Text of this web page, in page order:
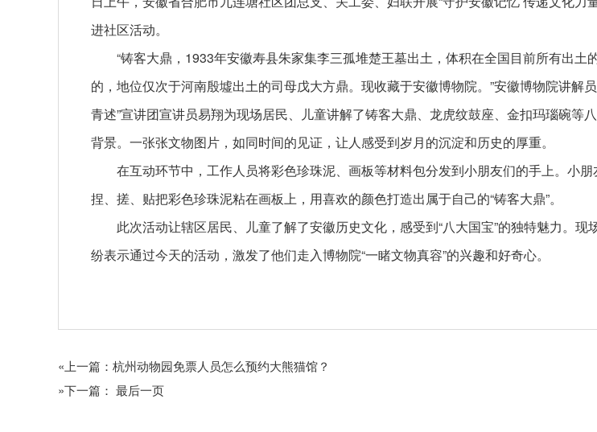
进社区活动。
“铸客大鼎，1933年安徽寿县朱家集李三孤堆楚王墓出土，体积在全国目前所有出土
的，地位仅次于河南殷墟出土的司母戊大方鼎。现收藏于安徽博物院。”安徽博物院讲解
青述”宣讲团宣讲员易翔为现场居民、儿童讲解了铸客大鼎、龙虎纹鼓座、金扣玛瑙碗等
背景。一张张文物图片，如同时间的见证，让人感受到岁月的沉淀和历史的厚重。
在互动环节中，工作人员将彩色珍珠泥、画板等材料包分发到小朋友们的手上。小朋
捏、搓、贴把彩色珍珠泥粘在画板上，用喜欢的颜色打造出属于自己的“铸客大鼎”。
此次活动让辖区居民、儿童了解了安徽历史文化，感受到“八大国宝”的独特魅力。现
纷表示通过今天的活动，激发了他们走入博物院“一睹文物真容”的兴趣和好奇心。
«上一篇：杭州动物园免票人员怎么预约大熊猫馆？
»下一篇： 最后一页